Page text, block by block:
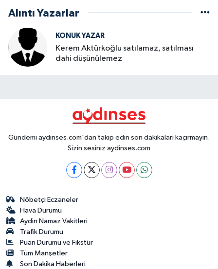
Alıntı Yazarlar
KONUK YAZAR
Kerem Aktürkoğlu satılamaz, satılması
dahi düşünülemez
Gündemi aydinses.com'dan takip edin son dakikalari kaçırmayın.
Sizin sesiniz aydinses.com
Nöbetçi Eczaneler
Hava Durumu
Aydin Namaz Vakitleri
Trafik Durumu
Puan Durumu ve Fikstür
Tüm Manşetler
Son Dakika Haberleri